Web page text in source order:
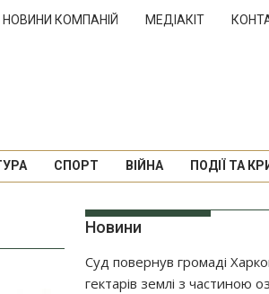
НОВИНИ КОМПАНІЙ МЕДІАКІТ
СПОРТ ВІЙНА ПОДІЇ ТА
Новини
Суд повернув громаді
гектарів землі з частиною